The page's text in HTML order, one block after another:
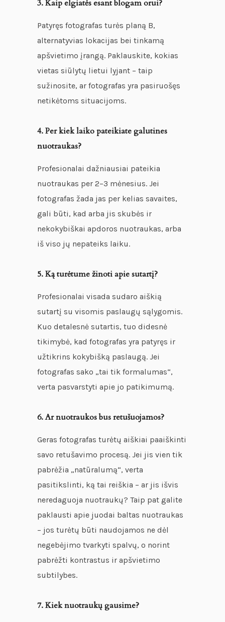
3. Kaip elgiatės esant blogam orui?
Patyręs fotografas turės planą B,
alternatyvias lokacijas bei tinkamą
apšvietimo įrangą. Paklauskite, kokias
vietas siūlytų lietui lyjant – taip
sužinosite, ar fotografas yra pasiruošęs
netikėtoms situacijoms.
4. Per kiek laiko pateikiate galutines
nuotraukas?
Profesionalai dažniausiai pateikia
nuotraukas per 2–3 mėnesius. Jei
fotografas žada jas per kelias savaites,
gali būti, kad arba jis skubės ir
nekokybiškai apdoros nuotraukas, arba
iš viso jų nepateiks laiku.
5. Ką turėtume žinoti apie sutartį?
Profesionalai visada sudaro aiškią
sutartį su visomis paslaugų sąlygomis.
Kuo detalesnė sutartis, tuo didesnė
tikimybė, kad fotografas yra patyręs ir
užtikrins kokybišką paslaugą. Jei
fotografas sako „tai tik formalumas“,
verta pasvarstyti apie jo patikimumą.
6. Ar nuotraukos bus retušuojamos?
Geras fotografas turėtų aiškiai paaiškinti
savo retušavimo procesą. Jei jis vien tik
pabrėžia „natūralumą“, verta
pasitikslinti, ką tai reiškia – ar jis išvis
neredaguoja nuotraukų? Taip pat galite
paklausti apie juodai baltas nuotraukas
– jos turėtų būti naudojamos ne dėl
negebėjimo tvarkyti spalvų, o norint
pabrėžti kontrastus ir apšvietimo
subtilybes.
7. Kiek nuotraukų gausime?